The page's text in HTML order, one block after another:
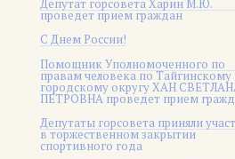
Депутат горсовета Харин М.Ю.
проведет прием граждан
С Днем России!
Помощник Уполномоченного по
правам человека по Тайгинскому
городскому округу ХАН
ПЕТРОВНА проведет прием
Депутаты горсовета приняли
в торжественном закрытии
спортивного года